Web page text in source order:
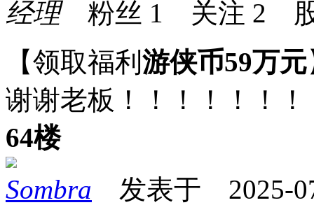
经理粉丝 1 关注 2
【领取福利 游侠币59万元
谢谢老板！！！！！！
64楼
Sombra 发表于 2025-